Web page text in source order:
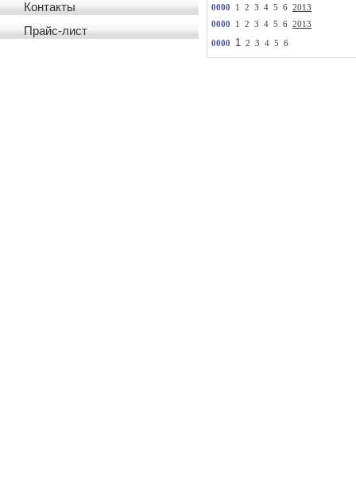
Контакты
Прайс-лист
0000 1 2 3 4 5 6 2013
0000 1 2 3 4 5 6 2013
0000 1 2 3 4 5 6